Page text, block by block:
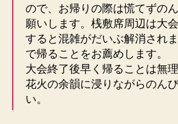
ので、お帰りの際は慌てずの
願いします。桟敷席周辺は大
すると混雑がだいぶ解消され
で帰ることをお薦めします。
大会終了後早く帰ることは無理
花火の余韻に浸りながらのん
い。